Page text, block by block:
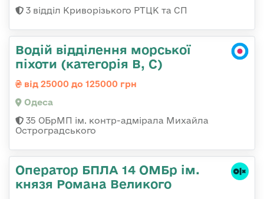
3 відділ Криворізького РТЦК та СП
Водій відділення морської
піхоти (категорія B, C)
від 25000 до 125000 грн
Одеса
35 ОБрМП ім. контр-адмірала Михайла
Остроградського
Оператор БПЛА 14 ОМБр ім.
князя Романа Великого